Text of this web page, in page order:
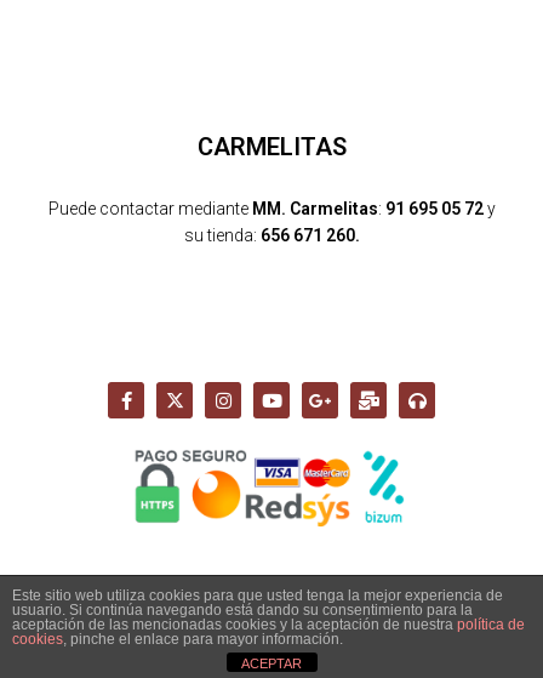
CARMELITAS
Puede contactar medianteMM. Carmelitas: 91 695 05 72y
su tienda: 656 671 260.
Copyright 2026 - Santuario del Cerro de los Ángeles -
info@cerrodelosangeles.es -AVISO LEGAL-POLÍTICA PRIVACIDAD-
POLÍTICA COOKIES- POLÍTICA DE ENVÍO, DEVOLUCIONES Y COMPRA
Este sitio web utiliza cookies para que usted tenga la mejor experiencia de
usuario. Si continúa navegando está dando su consentimiento para la
aceptación de las mencionadas cookies y la aceptación de nuestra política de
cookies, pinche el enlace para mayor información.
ACEPTAR